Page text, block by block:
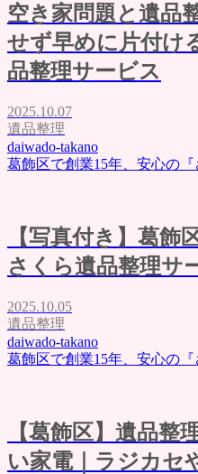
空き家問題と遺品
せず早めに片付け
品整理サービス
2025.10.07
遺品整理
daiwado-takano
葛飾区で創業15年、安心の『
【写真付き】葛飾
さくら遺品整理サ
2025.10.05
遺品整理
daiwado-takano
葛飾区で創業15年、安心の『
【葛飾区】遺品整
い家電｜ラジカセ